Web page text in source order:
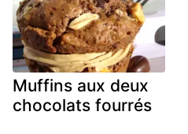
Muffins aux deux
chocolats fourrés